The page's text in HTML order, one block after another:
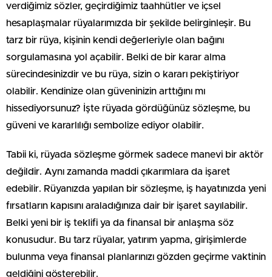
verdiğimiz sözler, geçirdiğimiz taahhütler ve içsel
hesaplaşmalar rüyalarımızda bir şekilde belirginleşir. Bu
tarz bir rüya, kişinin kendi değerleriyle olan bağını
sorgulamasına yol açabilir. Belki de bir karar alma
sürecindesinizdir ve bu rüya, sizin o kararı pekiştiriyor
olabilir. Kendinize olan güveninizin arttığını mı
hissediyorsunuz? İşte rüyada gördüğünüz sözleşme, bu
güveni ve kararlılığı sembolize ediyor olabilir.
Tabii ki, rüyada sözleşme görmek sadece manevi bir aktör
değildir. Aynı zamanda maddi çıkarımlara da işaret
edebilir. Rüyanızda yapılan bir sözleşme, iş hayatınızda yeni
fırsatların kapısını araladığınıza dair bir işaret sayılabilir.
Belki yeni bir iş teklifi ya da finansal bir anlaşma söz
konusudur. Bu tarz rüyalar, yatırım yapma, girişimlerde
bulunma veya finansal planlarınızı gözden geçirme vaktinin
geldiğini gösterebilir.